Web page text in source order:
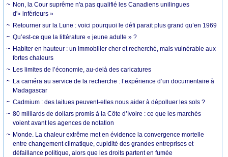
Non, la Cour suprême n'a pas qualifié les Canadiens unilingues
d'« inférieurs »
Retourner sur la Lune : voici pourquoi le défi parait plus grand qu’en 1969
Qu’est-ce que la littérature « jeune adulte » ?
Habiter en hauteur : un immobilier cher et recherché, mais vulnérable aux
fortes chaleurs
Les limites de l’économie, au-delà des caricatures
La caméra au service de la recherche : l’expérience d’un documentaire à
Madagascar
Cadmium : des laitues peuvent-elles nous aider à dépolluer les sols ?
80 milliards de dollars promis à la Côte d’Ivoire : ce que les marchés
voient avant les agences de notation
Monde. La chaleur extrême met en évidence la convergence mortelle
entre changement climatique, cupidité des grandes entreprises et
défaillance politique, alors que les droits partent en fumée